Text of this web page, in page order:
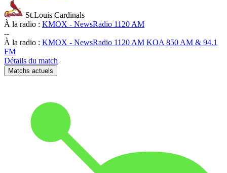
St.Louis Cardinals
À la radio : KMOX - NewsRadio 1120 AM
--
À la radio : KMOX - NewsRadio 1120 AM KOA 850 AM & 94.1
FM
Détails du match
Matchs actuels